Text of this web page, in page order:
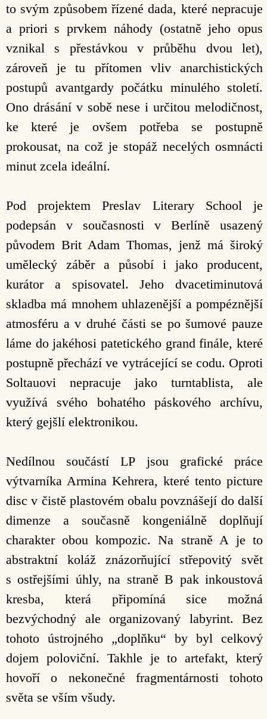
to svým způsobem řízené dada, které nepracuje
a priori s prvkem náhody (ostatně jeho opus
vznikal s přestávkou v průběhu dvou let),
zároveň je tu přítomen vliv anarchistických
postupů avantgardy počátku minulého století.
Ono drásání v sobě nese i určitou melodičnost,
ke které je ovšem potřeba se postupně
prokousat, na což je stopáž necelých osmnácti
minut zcela ideální.
Pod projektem Preslav Literary School je
podepsán v současnosti v Berlíně usazený
původem Brit Adam Thomas, jenž má široký
umělecký záběr a působí i jako producent,
kurátor a spisovatel. Jeho dvacetiminutová
skladba má mnohem uhlazenější a pompéznější
atmosféru a v druhé části se po šumové pauze
láme do jakéhosi patetického grand finále, které
postupně přechází ve vytrácející se codu. Oproti
Soltauovi nepracuje jako turntablista, ale
využívá svého bohatého páskového archívu,
který gejšlí elektronikou.
Nedílnou součástí LP jsou grafické práce
výtvarníka Armina Kehrera, které tento picture
disc v čistě plastovém obalu povznášejí do další
dimenze a současně kongeniálně doplňují
charakter obou kompozic. Na straně A je to
abstraktní koláž znázorňující střepovitý svět
s ostřejšími úhly, na straně B pak inkoustová
kresba, která připomíná sice možná
bezvýchodný ale organizovaný labyrint. Bez
tohoto ústrojného „doplňku“ by byl celkový
dojem poloviční. Takhle je to artefakt, který
hovoří o nekonečné fragmentárnosti tohoto
světa se vším všudy.